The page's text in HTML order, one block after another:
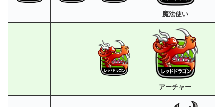
魔法使い
アーチャー